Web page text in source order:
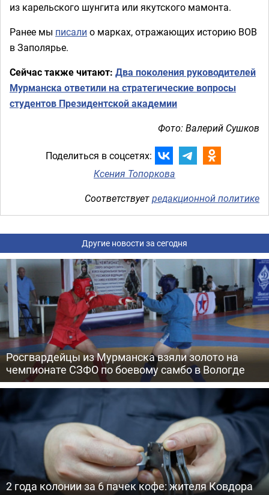
из карельского шунгита или якутского мамонта.
Ранее мы писали о марках, отражающих историю ВОВ
в Заполярье.
Сейчас также читают: Два поколения руководителей
Мурманска ответили на стратегические вопросы
студентов Президентской академии
Фото: Валерий Сушков
Поделиться в соцсетях:
Ксения Топоркова
Соответствуетредакционной политике
Другие новости за сегодня
Росгвардейцы из Мурманска взяли золото на
чемпионате СЗФО по боевому самбо в Вологде
2 года колонии за 6 пачек кофе: жителя Ковдора